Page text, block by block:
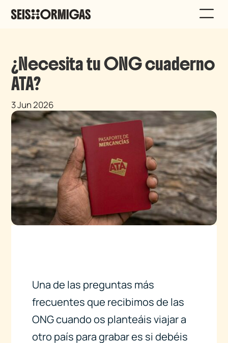
¿Necesita tu ONG cuaderno
ATA?
3 Jun 2026
Una de las preguntas más
frecuentes que recibimos de las
ONG cuando os planteáis viajar a
otro país para grabar es si debéis